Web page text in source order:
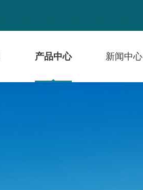
产品中心 新闻中心